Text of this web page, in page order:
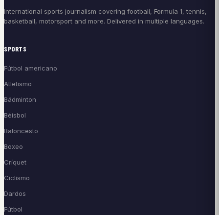
International sports journalism covering football, Formula 1, tennis,
basketball, motorsport and more. Delivered in multiple languages.
SPORTS
Fútbol americano
Atletismo
Bádminton
Béisbol
Baloncesto
Boxeo
Críquet
Ciclismo
Dardos
Fútbol